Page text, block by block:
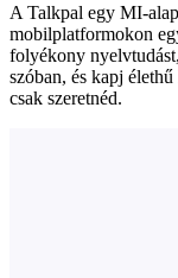
A Talkpal egy MI-
mobilplatformokon
folyékony
szóban, és kapj
csak szeretnéd.